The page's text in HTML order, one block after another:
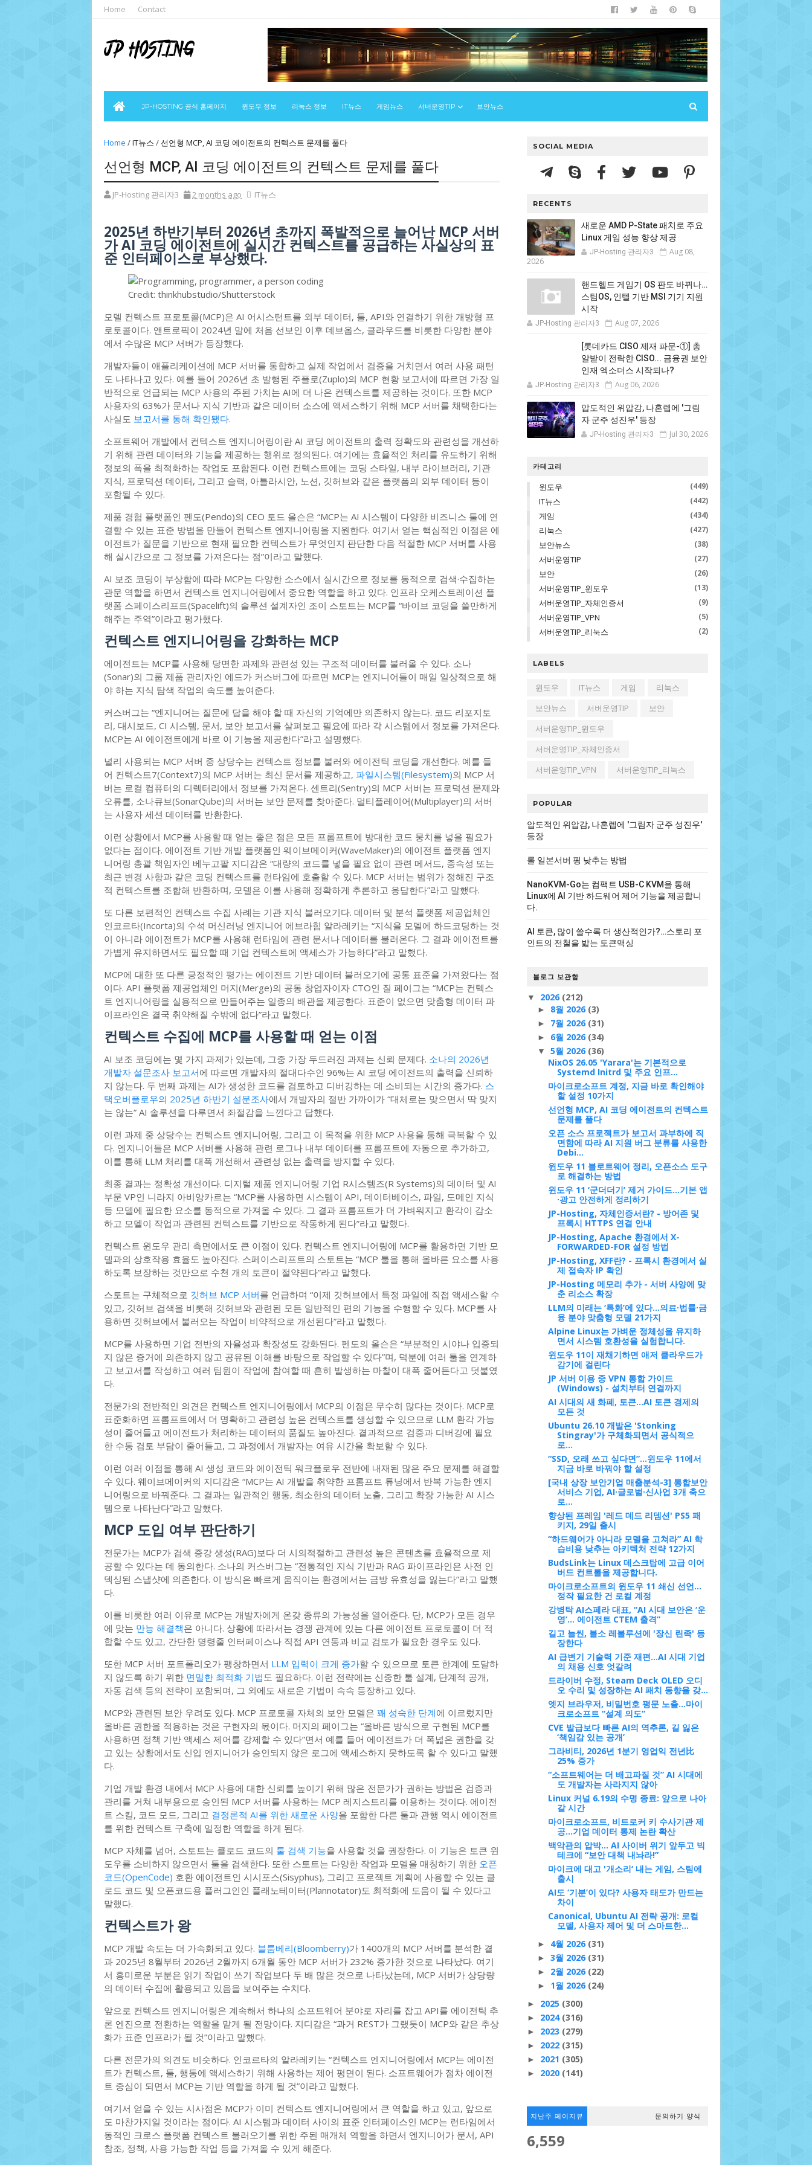
Home Contact
JP-HOSTING 공식 홈페이지 윈도우 정보 리눅스 정보 IT뉴스 게임뉴스 서버운영TIP 보안뉴스
Home /IT뉴스 / 선언형 MCP, AI 코딩 에이전트의 컨텍스트 문제를 풀다
선언형 MCP, AI 코딩 에이전트의 컨텍스트 문제를 풀다
JP-Hosting 관리자3 2 months ago IT뉴스
2025년 하반기부터 2026년 초까지 폭발적으로 늘어난 MCP 서버
가 AI 코딩 에이전트에 실시간 컨텍스트를 공급하는 사실상의 표
준 인터페이스로 부상했다.
Credit: thinkhubstudio/Shutterstock
모델 컨텍스트 프로토콜(MCP)은 AI 어시스턴트를 외부 데이터, 툴, API와 연결하기 위한 개방형 프
로토콜이다. 앤트로픽이 2024년 말에 처음 선보인 이후 데브옵스, 클라우드를 비롯한 다양한 분야
에서 수많은 MCP 서버가 등장했다.
개발자들이 애플리케이션에 MCP 서버를 통합하고 실제 작업에서 검증을 거치면서 여러 사용 패턴
도 나타나고 있다. 예를 들어 2026년 초 발행된 주플로(Zuplo)의 MCP 현황 보고서에 따르면 가장 일
반적으로 언급되는 MCP 사용의 주된 가치는 AI에 더 나은 컨텍스트를 제공하는 것이다. 또한 MCP
사용자의 63%가 문서나 지식 기반과 같은 데이터 소스에 액세스하기 위해 MCP 서버를 채택한다는
사실도 보고서를 통해 확인됐다.
소프트웨어 개발에서 컨텍스트 엔지니어링이란 AI 코딩 에이전트의 출력 정확도와 관련성을 개선하
기 위해 관련 데이터와 기능을 제공하는 행위로 정의된다. 여기에는 효율적인 처리를 유도하기 위해
정보의 폭을 최적화하는 작업도 포함된다. 이런 컨텍스트에는 코딩 스타일, 내부 라이브러리, 기관
지식, 프로덕션 데이터, 그리고 슬랙, 아틀라시안, 노션, 깃허브와 같은 플랫폼의 외부 데이터 등이
포함될 수 있다.
제품 경험 플랫폼인 펜도(Pendo)의 CEO 토드 올슨은 “MCP는 AI 시스템이 다양한 비즈니스 툴에 연
결할 수 있는 표준 방법을 만들어 컨텍스트 엔지니어링을 지원한다. 여기서 얻는 핵심적인 이점은 에
이전트가 질문을 기반으로 현재 필요한 컨텍스트가 무엇인지 판단한 다음 적절한 MCP 서버를 사용
해 실시간으로 그 정보를 가져온다는 점”이라고 말했다.
AI 보조 코딩이 부상함에 따라 MCP는 다양한 소스에서 실시간으로 정보를 동적으로 검색·수집하는
관문 역할을 하면서 컨텍스트 엔지니어링에서 중요한 역할을 하고 있다. 인프라 오케스트레이션 플
랫폼 스페이스리프트(Spacelift)의 솔루션 설계자인 조이 스토트는 MCP를 “바이브 코딩을 쓸만하게
해주는 주역”이라고 평가했다.
컨텍스트 엔지니어링을 강화하는 MCP
에이전트는 MCP를 사용해 당면한 과제와 관련성 있는 구조적 데이터를 불러올 수 있다. 소나
(Sonar)의 그룹 제품 관리자인 에드가 커스버그에 따르면 MCP는 엔지니어들이 매일 일상적으로 해
야 하는 지식 탐색 작업의 속도를 높여준다.
커스버그는 “엔지니어는 질문에 답을 해야 할 때 자신의 기억에만 의존하지 않는다. 코드 리포지토
리, 대시보드, CI 시스템, 문서, 보안 보고서를 살펴보고 필요에 따라 각 시스템에서 정보를 가져온다.
MCP는 AI 에이전트에게 바로 이 기능을 제공한다”라고 설명했다.
널리 사용되는 MCP 서버 중 상당수는 컨텍스트 정보를 불러와 에이전틱 코딩을 개선한다. 예를 들
어 컨텍스트7(Context7)의 MCP 서버는 최신 문서를 제공하고, 파일시스템(Filesystem)의 MCP 서
버는 로컬 컴퓨터의 디렉터리에서 정보를 가져온다. 센트리(Sentry)의 MCP 서버는 프로덕션 문제와
오류를, 소나큐브(SonarQube)의 서버는 보안 문제를 찾아준다. 멀티플레이어(Multiplayer)의 서버
는 사용자 세션 데이터를 반환한다.
이런 상황에서 MCP를 사용할 때 얻는 좋은 점은 모든 프롬프트에 방대한 코드 뭉치를 넣을 필요가
없다는 점이다. 에이전트 기반 개발 플랫폼인 웨이브메이커(WaveMaker)의 에이전트 플랫폼 엔지
니어링 총괄 책임자인 베누고팔 지디감은 “대량의 코드를 넣을 필요 없이 관련 메서드, 종속성 또는
최근 변경 사항과 같은 코딩 컨텍스트를 런타임에 호출할 수 있다. MCP 서버는 범위가 정해진 구조
적 컨텍스트를 조합해 반환하며, 모델은 이를 사용해 정확하게 추론하고 응답한다”라고 말했다.
또 다른 보편적인 컨텍스트 수집 사례는 기관 지식 불러오기다. 데이터 및 분석 플랫폼 제공업체인
인코르타(Incorta)의 수석 머신러닝 엔지니어 에브라힘 알라레키는 “지식을 모델에 하드코딩하는 것
이 아니라 에이전트가 MCP를 사용해 런타임에 관련 문서나 데이터를 불러온다. 그 결과 에이전트를
가볍게 유지하면서도 필요할 때 기업 컨텍스트에 액세스가 가능하다”라고 말했다.
MCP에 대한 또 다른 긍정적인 평가는 에이전트 기반 데이터 불러오기에 공통 표준을 가져왔다는 점
이다. API 플랫폼 제공업체인 머지(Merge)의 공동 창업자이자 CTO인 질 페이그는 “MCP는 컨텍스
트 엔지니어링을 실용적으로 만들어주는 일종의 배관을 제공한다. 표준이 없으면 맞춤형 데이터 파
이프라인은 결국 취약해질 수밖에 없다”라고 말했다.
컨텍스트 수집에 MCP를 사용할 때 얻는 이점
AI 보조 코딩에는 몇 가지 과제가 있는데, 그중 가장 두드러진 과제는 신뢰 문제다. 소나의 2026년
개발자 설문조사 보고서에 따르면 개발자의 절대다수인 96%는 AI 코딩 에이전트의 출력을 신뢰하
지 않는다. 두 번째 과제는 AI가 생성한 코드를 검토하고 디버깅하는 데 소비되는 시간의 증가다. 스
택오버플로우의 2025년 하반기 설문조사에서 개발자의 절반 가까이가 “대체로는 맞으면서 딱 맞지
는 않는” AI 솔루션을 다루면서 좌절감을 느낀다고 답했다.
이런 과제 중 상당수는 컨텍스트 엔지니어링, 그리고 이 목적을 위한 MCP 사용을 통해 극복할 수 있
다. 엔지니어들은 MCP 서버를 사용해 관련 로그나 내부 데이터를 프롬프트에 자동으로 추가하고,
이를 통해 LLM 처리를 대폭 개선해서 관련성 없는 출력을 방지할 수 있다.
최종 결과는 정확성 개선이다. 디지털 제품 엔지니어링 기업 R시스템즈(R Systems)의 데이터 및 AI
부문 VP인 니라지 아비앙카르는 “MCP를 사용하면 시스템이 API, 데이터베이스, 파일, 도메인 지식
등 모델에 필요한 요소를 동적으로 가져올 수 있다. 그 결과 프롬프트가 더 가벼워지고 환각이 감소
하고 모델이 작업과 관련된 컨텍스트를 기반으로 작동하게 된다”라고 말했다.
컨텍스트 윈도우 관리 측면에서도 큰 이점이 있다. 컨텍스트 엔지니어링에 MCP를 활용하면 기반 모
델과의 상호작용 효율도 높아진다. 스페이스리프트의 스토트는 “MCP 툴을 통해 올바른 요소를 사용
하도록 보장하는 것만으로 수천 개의 토큰이 절약된다”라고 말했다.
스토트는 구체적으로 깃허브 MCP 서버를 언급하며 “이제 깃허브에서 특정 파일에 직접 액세스할 수
있고, 깃허브 검색을 비롯해 깃허브와 관련된 모든 일반적인 편의 기능을 수행할 수 있다. MCP를 사
용하면 깃허브에서 불러오는 작업이 비약적으로 개선된다”라고 말했다.
MCP를 사용하면 기업 전반의 자율성과 확장성도 강화된다. 펜도의 올슨은 “부분적인 시야나 입증되
지 않은 증거에 의존하지 않고 공유된 이해를 바탕으로 작업할 수 있다”며, 덕분에 여러 툴을 연계하
고 보고서를 작성하고 여러 팀원이 작업에 참여할 때 흔히 발생하는 마찰이 대폭 줄어든다고 덧붙였
다.
전문가의 전반적인 의견은 컨텍스트 엔지니어링에서 MCP의 이점은 무수히 많다는 것이다. MCP로
표준화하면 프롬프트에서 더 명확하고 관련성 높은 컨텍스트를 생성할 수 있으므로 LLM 환각 가능
성이 줄어들고 에이전트가 처리하는 데이터의 품질도 높아진다. 결과적으로 검증과 디버깅에 필요
한 수동 검토 부담이 줄어들고, 그 과정에서 개발자는 여유 시간을 확보할 수 있다.
이런 여러 이점을 통해 AI 생성 코드와 에이전틱 워크플로우 전반에 내재된 많은 주요 문제를 해결할
수 있다. 웨이브메이커의 지디감은 “MCP는 AI 개발을 취약한 프롬프트 튜닝에서 반복 가능한 엔지
니어링으로 바꿔준다. 그 결과는 일관적인 행동, 최소한의 데이터 노출, 그리고 확장 가능한 AI 시스
템으로 나타난다”라고 말했다.
MCP 도입 여부 판단하기
전문가는 MCP가 검색 증강 생성(RAG)보다 더 시의적절하고 관련성 높은 콘텐츠를 효율적으로 제
공할 수 있다는 데 동의한다. 소나의 커스버그는 “전통적인 지식 기반과 RAG 파이프라인은 사전 인
덱싱된 스냅샷에 의존한다. 이 방식은 빠르게 움직이는 환경에서는 금방 유효성을 잃는다”라고 말했
다.
이를 비롯한 여러 이유로 MCP는 개발자에게 온갖 종류의 가능성을 열어준다. 단, MCP가 모든 경우
에 맞는 만능 해결책은 아니다. 상황에 따라서는 경쟁 관계에 있는 다른 에이전트 프로토콜이 더 적
합할 수도 있고, 간단한 명령줄 인터페이스나 직접 API 연동과 비교 검토가 필요한 경우도 있다.
또한 MCP 서버 포트폴리오가 팽창하면서 LLM 입력이 크게 증가할 수 있으므로 토큰 한계에 도달하
지 않도록 하기 위한 면밀한 최적화 기법도 필요하다. 이런 전략에는 신중한 툴 설계, 단계적 공개,
자동 검색 등의 전략이 포함되며, 그 외에도 새로운 기법이 속속 등장하고 있다.
MCP와 관련된 보안 우려도 있다. MCP 프로토콜 자체의 보안 모델은 꽤 성숙한 단계에 이르렀지만
올바른 권한을 적용하는 것은 구현자의 몫이다. 머지의 페이그는 “올바른 방식으로 구현된 MCP를
사용하면 정책 기반 액세스 제어를 강제할 수 있다”면서 예를 들어 에이전트가 더 폭넓은 권한을 갖
고 있는 상황에서도 신입 엔지니어가 승인되지 않은 로그에 액세스하지 못하도록 할 수 있다고 말했
다.
기업 개발 환경 내에서 MCP 사용에 대한 신뢰를 높이기 위해 많은 전문가가 권하는 방법은 검증과
관리를 거쳐 내부용으로 승인된 MCP 서버를 사용하는 MCP 레지스트리를 이용하는 것이다. 에이전
트 스킬, 코드 모드, 그리고 결정론적 AI를 위한 새로운 사양을 포함한 다른 툴과 관행 역시 에이전트
를 위한 컨텍스트 구축에 일정한 역할을 하게 된다.
MCP 자체를 넘어, 스토트는 클로드 코드의 툴 검색 기능을 사용할 것을 권장한다. 이 기능은 토큰 윈
도우를 소비하지 않으면서 툴을 검색한다. 또한 스토트는 다양한 작업과 모델을 매칭하기 위한 오픈
코드(OpenCode) 호환 에이전트인 시시포스(Sisyphus), 그리고 프로젝트 계획에 사용할 수 있는 클
로드 코드 및 오픈코드용 플러그인인 플래노테이터(Plannotator)도 최적화에 도움이 될 수 있다고
말했다.
컨텍스트가 왕
MCP 개발 속도는 더 가속화되고 있다. 블룸베리(Bloomberry)가 1400개의 MCP 서버를 분석한 결
과 2025년 8월부터 2026년 2월까지 6개월 동안 MCP 서버가 232% 증가한 것으로 나타났다. 여기
서 흥미로운 부분은 읽기 작업이 쓰기 작업보다 두 배 많은 것으로 나타났는데, MCP 서버가 상당량
의 데이터 수집에 활용되고 있음을 보여주는 수치다.
앞으로 컨텍스트 엔지니어링은 계속해서 하나의 소프트웨어 분야로 자리를 잡고 API를 에이전틱 추
론 엔진으로 전환하는 역할을 맡게 될 전망이다. 지디감은 “과거 REST가 그랬듯이 MCP와 같은 추상
화가 표준 인프라가 될 것”이라고 말했다.
다른 전문가의 의견도 비슷하다. 인코르타의 알라레키는 “컨텍스트 엔지니어링에서 MCP는 에이전
트가 컨텍스트, 툴, 행동에 액세스하기 위해 사용하는 제어 평면이 된다. 소프트웨어가 점차 에이전
트 중심이 되면서 MCP는 기반 역할을 하게 될 것”이라고 말했다.
여기서 얻을 수 있는 시사점은 MCP가 이미 컨텍스트 엔지니어링에서 큰 역할을 하고 있고, 앞으로
도 마찬가지일 것이라는 점이다. AI 시스템과 데이터 사이의 표준 인터페이스인 MCP는 런타임에서
동적인 크로스 플랫폼 컨텍스트 불러오기를 위한 주된 매개체 역할을 하면서 엔지니어가 문서, API
참조, 정책, 사용 가능한 작업 등을 가져올 수 있게 해준다.
SOCIAL MEDIA
RECENTS
새로운 AMD P-State 패치로 주요
Linux 게임 성능 향상 제공
JP-Hosting 관리자3
Aug 08,
2026
핸드헬드 게임기 OS 판도 바뀌나…
스팀OS, 인텔 기반 MSI 기기 지원
시작
JP-Hosting 관리자3 Aug 07, 2026
[롯데카드 CISO 제재 파문-①] 총
알받이 전락한 CISO... 금융권 보안
인재 엑소더스 시작되나?
JP-Hosting 관리자3 Aug 06, 2026
압도적인 위압감, 나혼렙에 '그림
자 군주 성진우' 등장
JP-Hosting 관리자3 Jul 30, 2026
카테고리
윈도우 (449)
IT뉴스 (442)
게임 (434)
리눅스 (427)
보안뉴스 (38)
서버운영TIP (27)
보안 (26)
서버운영TIP_윈도우 (13)
서버운영TIP_자체인증서 (9)
서버운영TIP_VPN (5)
서버운영TIP_리눅스 (2)
LABELS
윈도우 IT뉴스 게임
리눅스
보안뉴스
서버운영TIP
보안
서버운영TIP_윈도우
서버운영TIP_자체인증서
서버운영TIP_VPN
서버운영TIP_리눅스
POPULAR
압도적인 위압감, 나혼렙에 '그림자 군주 성진우'
등장
롤 일본서버 핑 낮추는 방법
NanoKVM-Go는 컴팩트 USB-C KVM을 통해
Linux에 AI 기반 하드웨어 제어 기능을 제공합니
다.
AI 토큰, 많이 쓸수록 더 생산적인가?…스토리 포
인트의 전철을 밟는 토큰맥싱
블로그 보관함
▼ 2026 (212)
► 8월 2026 (3)
► 7월 2026 (31)
► 6월 2026 (34)
▼ 5월 2026 (36)
NixOS 26.05 'Yarara'는 기본적으로
Systemd Initrd 및 주요 인프...
마이크로소프트 계정, 지금 바로 확인해야
할 설정 10가지
선언형 MCP, AI 코딩 에이전트의 컨텍스트
문제를 풀다
오픈 소스 프로젝트가 보고서 과부하에 직
면함에 따라 AI 지원 버그 분류를 사용한
Debi...
윈도우 11 블로트웨어 정리, 오픈소스 도구
로 해결하는 방법
윈도우 11 ‘군더더기’ 제거 가이드…기본 앱
·광고 안전하게 정리하기
JP-Hosting, 자체인증서란? - 방어존 및
프록시 HTTPS 연결 안내
JP-Hosting, Apache 환경에서 X-
FORWARDED-FOR 설정 방법
JP-Hosting, XFF란? - 프록시 환경에서 실
제 접속자 IP 확인
JP-Hosting 메모리 추가 - 서버 사양에 맞
춘 리소스 확장
LLM의 미래는 ‘특화’에 있다…의료·법률·금
융 분야 맞춤형 모델 21가지
Alpine Linux는 가벼운 정체성을 유지하
면서 시스템 호환성을 실험합니다.
윈도우 11이 재채기하면 애저 클라우드가
감기에 걸린다
JP 서버 이용 중 VPN 통합 가이드
(Windows) - 설치부터 연결까지
AI 시대의 새 화폐, 토큰…AI 토큰 경제의
모든 것
Ubuntu 26.10 개발은 'Stonking
Stingray'가 구체화되면서 공식적으
로...
“SSD, 오래 쓰고 싶다면”…윈도우 11에서
지금 바로 바꿔야 할 설정
[국내 상장 보안기업 매출분석-3] 통합보안
서비스 기업, AI·글로벌·신사업 3개 축으
로...
향상된 프레임 '레드 데드 리뎀션' PS5 패
키지, 29일 출시
“하드웨어가 아니라 모델을 고쳐라” AI 학
습비용 낮추는 아키텍처 전략 12가지
BudsLink는 Linux 데스크탑에 고급 이어
버드 컨트롤을 제공합니다.
마이크로소프트의 윈도우 11 쇄신 선언…
정작 필요한 건 로컬 계정
강병탁 AI스페라 대표, “AI 시대 보안은 ‘운
영’... 에이전트 CTEM 출격”
길고 늘씬, 블소 레볼루션에 '장신 린족' 등
장한다
AI 급변기 기술력 기준 재편…AI 시대 기업
의 채용 신호 엇갈려
드라이버 수정, Steam Deck OLED 오디
오 수리 및 성장하는 AI 패치 동향을 갖...
엣지 브라우저, 비밀번호 평문 노출…마이
크로소프트 “설계 의도”
CVE 발급보다 빠른 AI의 역추론, 길 잃은
‘책임감 있는 공개’
그라비티, 2026년 1분기 영업익 전년比
25% 증가
“소프트웨어는 더 배고파질 것” AI 시대에
도 개발자는 사라지지 않아
Linux 커널 6.19의 수명 종료: 앞으로 나아
갈 시간
마이크로소프트, 비트로커 키 수사기관 제
공…기업 데이터 통제 논란 확산
백악관의 압박... AI 사이버 위기 앞두고 빅
테크에 “보안 대책 내놔라!”
마이크에 대고 '개소리‘ 내는 게임, 스팀에
출시
AI도 ‘기분’이 있다? 사용자 태도가 만드는
차이
Canonical, Ubuntu AI 전략 공개: 로컬
모델, 사용자 제어 및 더 스마트한...
► 4월 2026 (31)
► 3월 2026 (31)
► 2월 2026 (22)
► 1월 2026 (24)
► 2025 (300)
► 2024 (316)
► 2023 (279)
► 2022 (315)
► 2021 (305)
► 2020 (141)
지난주 페이지뷰 문의하기 양식
6,559